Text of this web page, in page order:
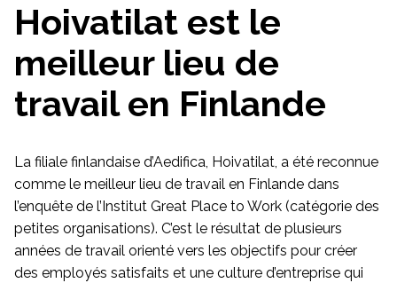
Hoivatilat est le
meilleur lieu de
travail en Finlande
La filiale finlandaise d’Aedifica, Hoivatilat, a été reconnue
comme le meilleur lieu de travail en Finlande dans
l’enquête de l’Institut Great Place to Work (catégorie des
petites organisations). C’est le résultat de plusieurs
années de travail orienté vers les objectifs pour créer
des employés satisfaits et une culture d’entreprise qui